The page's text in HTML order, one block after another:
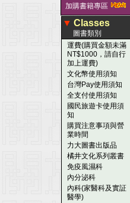
加購書籍專區
▼ Classes
圖書類別
運費(購買金額未滿
NT$1000，請自行
加上運費)
文化幣使用須知
台灣Pay使用須知
全支付使用須知
國民旅遊卡使用須
知
購買注意事項與營
業時間
力大圖書出版品
橘井文化系列叢書
免疫風濕科
內分泌科
內科(家醫科及實証
醫學)